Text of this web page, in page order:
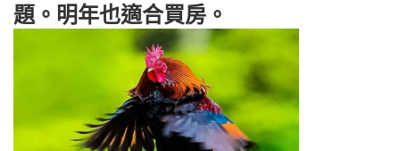
題。明年也適合買房。